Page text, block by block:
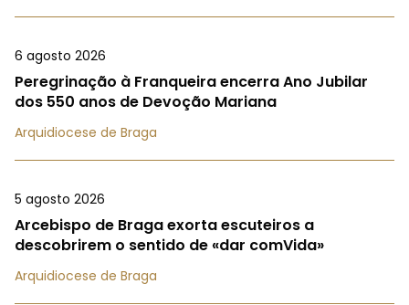
6 agosto 2026
Peregrinação à Franqueira encerra Ano Jubilar
dos 550 anos de Devoção Mariana
Arquidiocese de Braga
5 agosto 2026
Arcebispo de Braga exorta escuteiros a
descobrirem o sentido de «dar comVida»
Arquidiocese de Braga